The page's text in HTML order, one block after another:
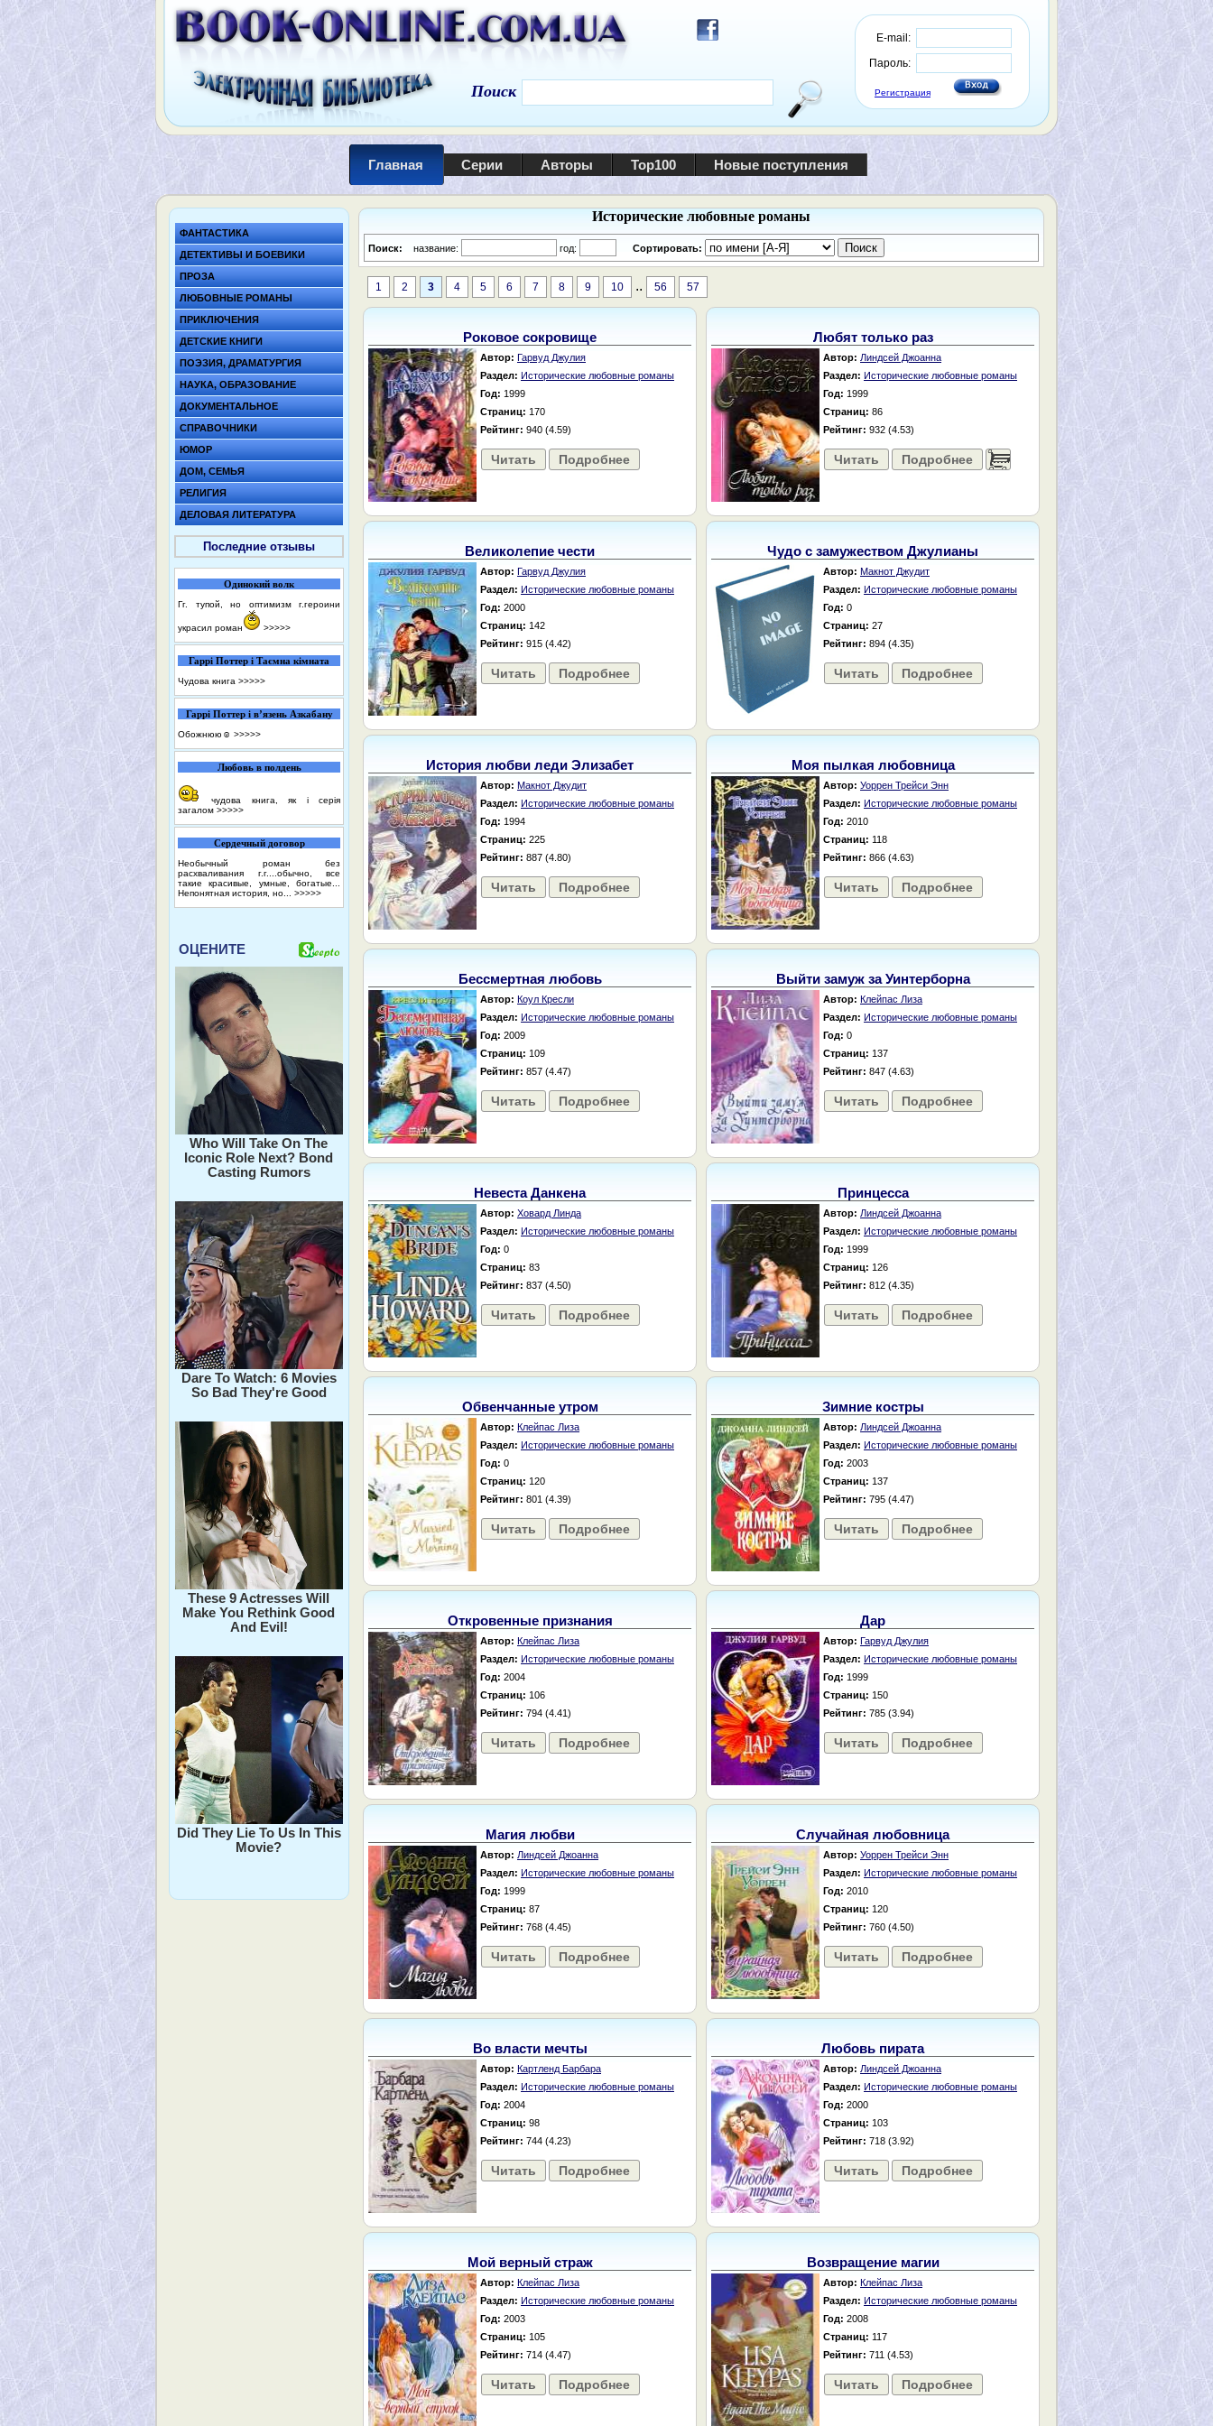
E-mail:
Пароль:
Регистрация
Поиск
Главная Серии Авторы Top100 Новые поступления
ФАНТАСТИКА
ДЕТЕКТИВЫ И БОЕВИКИ
ПРОЗА
ЛЮБОВНЫЕ РОМАНЫ
ПРИКЛЮЧЕНИЯ
ДЕТСКИЕ КНИГИ
ПОЭЗИЯ, ДРАМАТУРГИЯ
НАУКА, ОБРАЗОВАНИЕ
ДОКУМЕНТАЛЬНОЕ
СПРАВОЧНИКИ
ЮМОР
ДОМ, СЕМЬЯ
РЕЛИГИЯ
ДЕЛОВАЯ ЛИТЕРАТУРА
Последние отзывы
Одинокий волк
Гг. тупой, но оптимизм г.героини
украсил роман >>>>>
Гаррі Поттер і Таємна кімната
Чудова книга >>>>>
Гаррі Поттер і в’язень Азкабану
Обожнюю☺️ >>>>>
Любовь в полдень
чудова книга, як і серія
загалом >>>>>
Сердечный договор
Необычный роман без
расхваливания г.г....обычно, все
такие красивые, умные, богатые...
Непонятная история, но... >>>>>
ОЦЕНИТЕ
Who Will Take On The
Iconic Role Next? Bond
Casting Rumors
Dare To Watch: 6 Movies
So Bad They're Good
These 9 Actresses Will
Make You Rethink Good
And Evil!
Did They Lie To Us In This
Movie?
Исторические любовные романы
Поиск: название: год: Сортировать:
1 2 3 4 5 6 7 8 9 10 .. 56 57
Роковое сокровище
Автор: Гарвуд Джулия
Раздел: Исторические любовные романы
Год: 1999
Страниц: 170
Рейтинг: 940 (4.59)
Читать Подробнее
Любят только раз
Автор: Линдсей Джоанна
Раздел: Исторические любовные романы
Год: 1999
Страниц: 86
Рейтинг: 932 (4.53)
Читать Подробнее ......
Великолепие чести
Автор: Гарвуд Джулия
Раздел: Исторические любовные романы
Год: 2000
Страниц: 142
Рейтинг: 915 (4.42)
Читать Подробнее
Чудо с замужеством Джулианы
Автор: Макнот Джудит
Раздел: Исторические любовные романы
Год: 0
Страниц: 27
Рейтинг: 894 (4.35)
Читать Подробнее
История любви леди Элизабет
Автор: Макнот Джудит
Раздел: Исторические любовные романы
Год: 1994
Страниц: 225
Рейтинг: 887 (4.80)
Читать Подробнее
Моя пылкая любовница
Автор: Уоррен Трейси Энн
Раздел: Исторические любовные романы
Год: 2010
Страниц: 118
Рейтинг: 866 (4.63)
Читать Подробнее
Бессмертная любовь
Автор: Коул Кресли
Раздел: Исторические любовные романы
Год: 2009
Страниц: 109
Рейтинг: 857 (4.47)
Читать Подробнее
Выйти замуж за Уинтерборна
Автор: Клейпас Лиза
Раздел: Исторические любовные романы
Год: 0
Страниц: 137
Рейтинг: 847 (4.63)
Читать Подробнее
Невеста Данкена
Автор: Ховард Линда
Раздел: Исторические любовные романы
Год: 0
Страниц: 83
Рейтинг: 837 (4.50)
Читать Подробнее
Принцесса
Автор: Линдсей Джоанна
Раздел: Исторические любовные романы
Год: 1999
Страниц: 126
Рейтинг: 812 (4.35)
Читать Подробнее
Обвенчанные утром
Автор: Клейпас Лиза
Раздел: Исторические любовные романы
Год: 0
Страниц: 120
Рейтинг: 801 (4.39)
Читать Подробнее
Зимние костры
Автор: Линдсей Джоанна
Раздел: Исторические любовные романы
Год: 2003
Страниц: 137
Рейтинг: 795 (4.47)
Читать Подробнее
Откровенные признания
Автор: Клейпас Лиза
Раздел: Исторические любовные романы
Год: 2004
Страниц: 106
Рейтинг: 794 (4.41)
Читать Подробнее
Дар
Автор: Гарвуд Джулия
Раздел: Исторические любовные романы
Год: 1999
Страниц: 150
Рейтинг: 785 (3.94)
Читать Подробнее
Магия любви
Автор: Линдсей Джоанна
Раздел: Исторические любовные романы
Год: 1999
Страниц: 87
Рейтинг: 768 (4.45)
Читать Подробнее
Случайная любовница
Автор: Уоррен Трейси Энн
Раздел: Исторические любовные романы
Год: 2010
Страниц: 120
Рейтинг: 760 (4.50)
Читать Подробнее
Во власти мечты
Автор: Картленд Барбара
Раздел: Исторические любовные романы
Год: 2004
Страниц: 98
Рейтинг: 744 (4.23)
Читать Подробнее
Любовь пирата
Автор: Линдсей Джоанна
Раздел: Исторические любовные романы
Год: 2000
Страниц: 103
Рейтинг: 718 (3.92)
Читать Подробнее
Мой верный страж
Автор: Клейпас Лиза
Раздел: Исторические любовные романы
Год: 2003
Страниц: 105
Рейтинг: 714 (4.47)
Читать Подробнее
Возвращение магии
Автор: Клейпас Лиза
Раздел: Исторические любовные романы
Год: 2008
Страниц: 117
Рейтинг: 711 (4.53)
Читать Подробнее